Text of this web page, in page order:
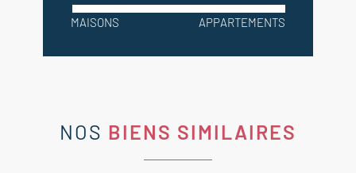
MAISONS APPARTEMENTS
NOS BIENS SIMILAIRES